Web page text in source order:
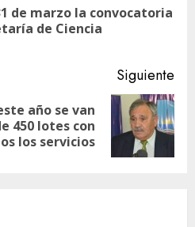
de marzo la convocatoria
de Ciencia
Siguiente
año se van
450 lotes con
los servicios